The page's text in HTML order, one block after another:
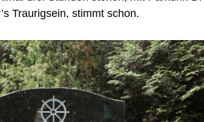
Traurigsein, stimmt schon.